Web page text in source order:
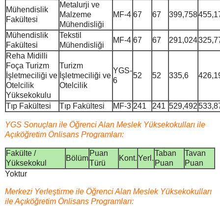
Mühendislik
Fakültesi
Metalurji ve
Malzeme
Mühendisliği
MF-4 67 67 399,758
Mühendislik
Fakültesi
Tekstil
Mühendisliği
MF-4 67 67 291,024
Reha Midilli
Foça Turizm
İşletmeciliği ve
Otelcilik
Yüksekokulu
Turizm
İşletmeciliği ve
Otelcilik
YGS-
6
52 52 335,6
Tıp Fakültesi Tıp Fakültesi MF-3 241 241 529,492
YGS Sonuçları ile Öğrenci Alan Meslek Yüksekokulları ile
Açıköğretim Önlisans Programları:
Fakülte /
Yüksekokul
Bölüm
Puan
Türü
Kont.Yerl.
Taban
Puan
Tavan
Puan
Yoktur
Merkezi Yerleştirme ile Öğrenci Alan Meslek Yüksekokulları
ile Açıköğretim Önlisans Programları: